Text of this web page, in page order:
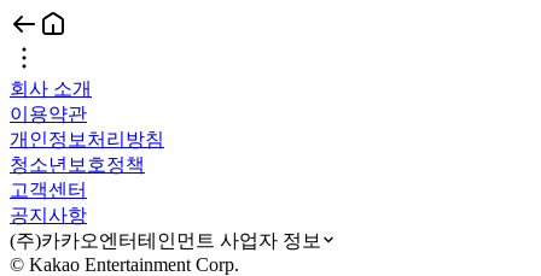
회사 소개
이용약관
개인정보처리방침
청소년보호정책
고객센터
공지사항
(주)카카오엔터테인먼트 사업자 정보
© Kakao Entertainment Corp.